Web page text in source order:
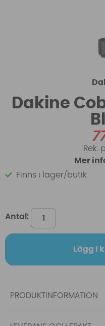
Dakine
Mer
Finns i lager/butik
Antal:
Lägg i
PRODUKTINFORMATION